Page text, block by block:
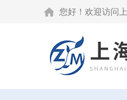
您好！欢迎访问